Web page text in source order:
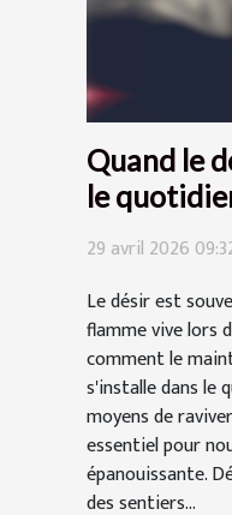
Quand le
le
routines
29 avril 2026
Le désir est
flamme vive lors
comment le
s'installe dans le
moyens de
essentiel pour
épanouissante.
des sentiers...